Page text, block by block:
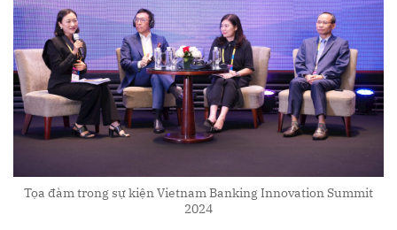
Tọa đàm trong sự kiện Vietnam Banking Innovation Summit
2024